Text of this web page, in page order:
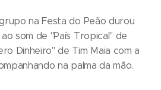
na Festa do Peão durou
som de "País Tropical" de
Dinheiro" de Tim Maia com a
na palma da mão.